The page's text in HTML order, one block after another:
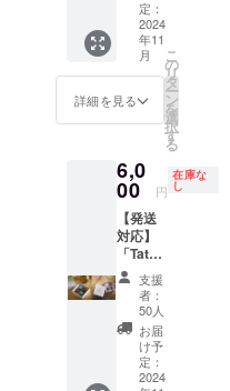
造所』
までの
交通費
は、支
援者様
のご負
・納品
製造で
きるボ
ンボン
ショコ
ラ
ングタ
イプ
（風の
森ショ
コラの
ような
形のボ
ンボン
ショコ
ラ） ・
モール
（ハー
にお届
けいた
しま
す！ オ
リジナ
ルボン
の流れ
・お打
ち合わ
せ ・企
画の検
討 ・試
作（再
試作2回
を含み
ます）
・企画
の決定
・製造
式会社
Chocol
Times
が運営
する店
CHOCO
LATE &
factory
」で、
2024年
11月15
日
（金）
～16日
（土）
「風の
night」
ショコ
ラ4個入
り＆イ
ラスト
レー
ター
ucaU /
バレン
カード
２種の
セット
①〝Sa
ke
japonai
s
Kazeno
mori〟
日本酒
「風の
森」
ショコ
定：
2024
年11
月
詳細を見る
こ
の
リ
タ
ー
ン
を
選
択
す
る
6,0
00 円
在庫な
し
【発送
対応】
「Tatsu
nori
Sato」
ボンボ
ンショ
コラ
2BOX
セット
支援
者：
50人
お届
け予
定：
2024